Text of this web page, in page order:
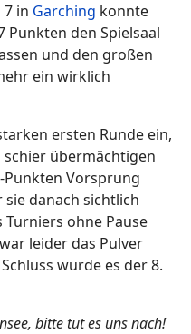
7 in Garching konnte
Punkten den Spielsaal
und den großen
ein wirklich
ersten Runde ein,
schier übermächtigen
Punkten Vorsprung
danach sichtlich
ohne Pause
leider das Pulver
wurde es der 8.
bitte tut es uns nach!